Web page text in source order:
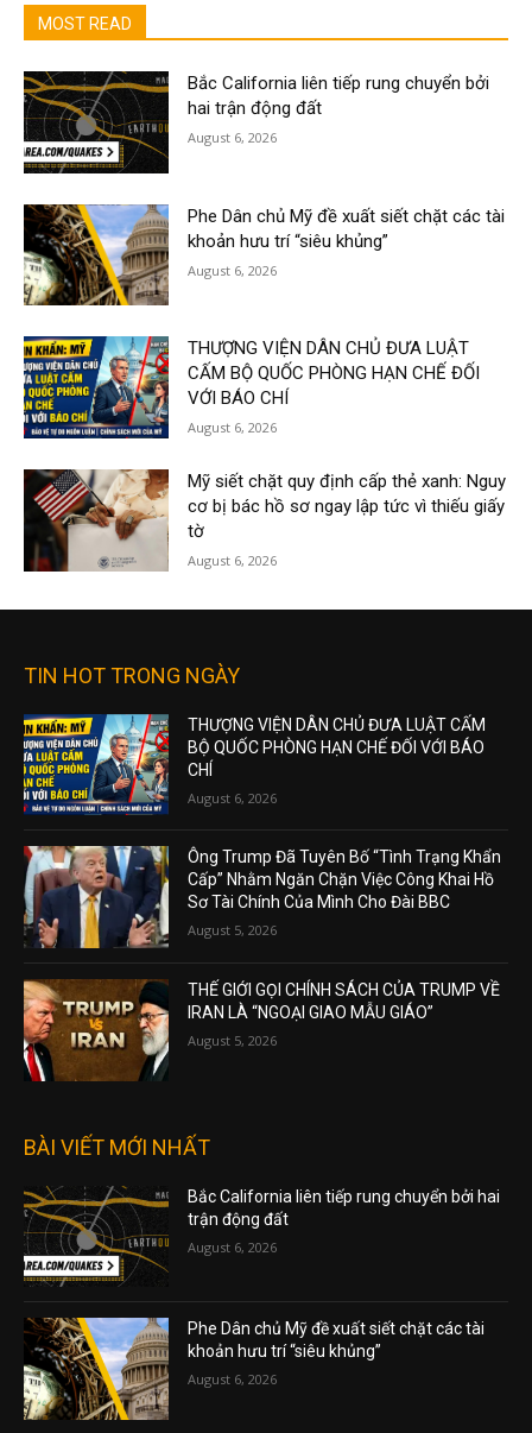
MOST READ
Bắc California liên tiếp rung chuyển bởi
hai trận động đất
August 6, 2026
Phe Dân chủ Mỹ đề xuất siết chặt các tài
khoản hưu trí “siêu khủng”
August 6, 2026
THƯỢNG VIỆN DÂN CHỦ ĐƯA LUẬT
CẤM BỘ QUỐC PHÒNG HẠN CHẾ ĐỐI
VỚI BÁO CHÍ
August 6, 2026
Mỹ siết chặt quy định cấp thẻ xanh: Nguy
cơ bị bác hồ sơ ngay lập tức vì thiếu giấy
tờ
August 6, 2026
TIN HOT TRONG NGÀY
THƯỢNG VIỆN DÂN CHỦ ĐƯA LUẬT CẤM
BỘ QUỐC PHÒNG HẠN CHẾ ĐỐI VỚI BÁO
CHÍ
August 6, 2026
Ông Trump Đã Tuyên Bố “Tình Trạng Khẩn
Cấp” Nhằm Ngăn Chặn Việc Công Khai Hồ
Sơ Tài Chính Của Mình Cho Đài BBC
August 5, 2026
THẾ GIỚI GỌI CHÍNH SÁCH CỦA TRUMP VỀ
IRAN LÀ “NGOẠI GIAO MẪU GIÁO”
August 5, 2026
BÀI VIẾT MỚI NHẤT
Bắc California liên tiếp rung chuyển bởi hai
trận động đất
August 6, 2026
Phe Dân chủ Mỹ đề xuất siết chặt các tài
khoản hưu trí “siêu khủng”
August 6, 2026